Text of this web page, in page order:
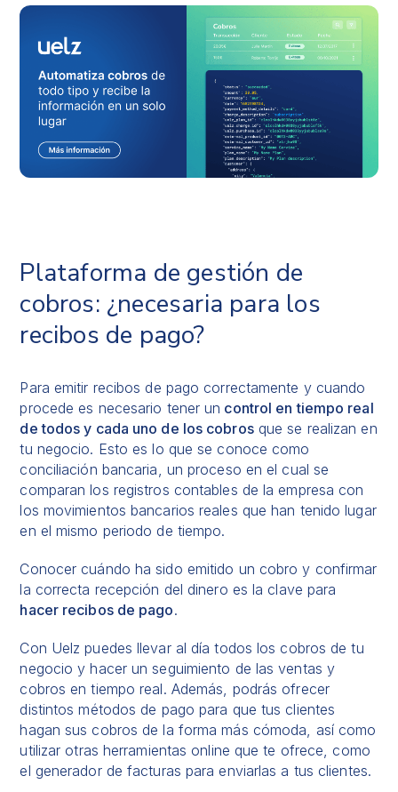
Plataforma de gestión de
cobros: ¿necesaria para los
recibos de pago?
Para emitir recibos de pago correctamente y cuando
procede es necesario tener un control en tiempo real
de todos y cada uno de los cobrosque se realizan en
tu negocio. Esto es lo que se conoce como
conciliación bancaria , un proceso en el cual se
comparan los registros contables de la empresa con
los movimientos bancarios reales que han tenido lugar
en el mismo periodo de tiempo.
Conocer cuándo ha sido emitido un cobro y confirmar
la correcta recepción del dinero es la clave para
hacer recibos de pago.
Con Uelz puedes llevar al día todos los cobros de tu
negocio y hacer un seguimiento de las ventas y
cobros en tiempo real. Además, podrás ofrecer
distintos métodos de pago para que tus clientes
hagan sus cobros de la forma más cómoda, así como
utilizar otras herramientas online que te ofrece, como
el generador de facturas para enviarlas a tus clientes.